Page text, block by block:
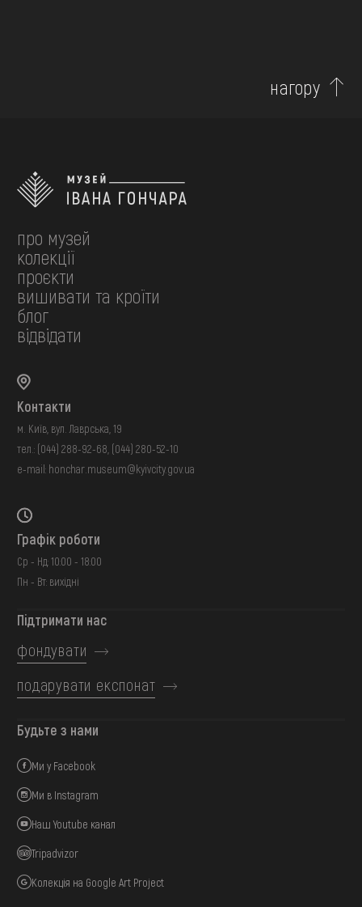
нагору
про музей
колекції
проєкти
вишивати та кроїти
блог
відвідати
Контакти
м. Київ, вул. Лаврська, 19
тел.: (044) 288-92-68 (044) 280-52-10
e-mail: honchar.museum@kyivcity.gov.ua
Графік роботи
Ср - Нд: 10:00 - 18:00
Пн - Вт: вихідні
Підтримати нас
фондувати
подарувати експонат
Будьте з нами
Ми у Facebook
Ми в Instagram
Наш Youtube канал
Tripadvizor
Колекція на Google Art Project